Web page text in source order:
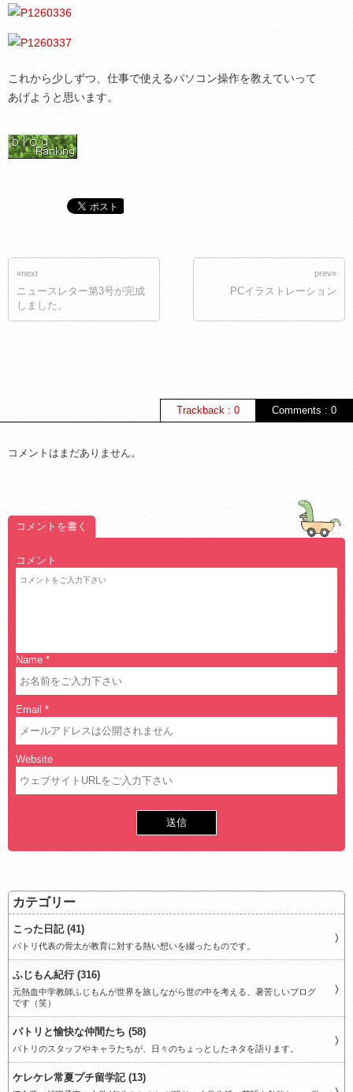
これから少しずつ、仕事で使えるパソコン操作を教えていって
あげようと思います。
«next
ニュースレター第3号が完成
しました。
prev»
PCイラストレーション
Comments : 0
Trackback : 0
コメントはまだありません。
コメントを書く
コメント
Name *
Email *
Website
カテゴリー
こった日記 (41)
パトリ代表の骨太が教育に対する熱い想いを綴ったものです。
ふじもん紀行 (316)
元熱血中学教師ふじもんが世界を旅しながら世の中を考える、暑苦しいブログ
です（笑）
パトリと愉快な仲間たち (58)
パトリのスタッフやキャラたちが、日々のちょっとしたネタを語ります。
ケレケレ常夏プチ留学記 (13)